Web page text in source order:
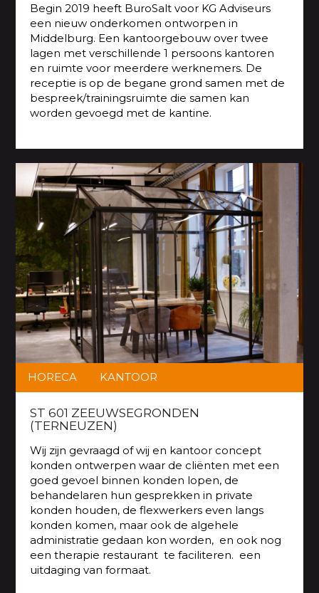
Begin 2019 heeft BuroSalt voor KG Adviseurs
een nieuw onderkomen ontworpen in
Middelburg. Een kantoorgebouw over twee
lagen met verschillende 1 persoons kantoren
en ruimte voor meerdere werknemers. De
receptie is op de begane grond samen met de
bespreek/trainingsruimte die samen kan
worden gevoegd met de kantine.
HORECA KANTOOR
ST 601 ZEEUWSEGRONDEN
(TERNEUZEN)
Wij zijn gevraagd of wij en kantoor concept
konden ontwerpen waar de cliënten met een
goed gevoel binnen konden lopen, de
behandelaren hun gesprekken in private
konden houden, de flexwerkers even langs
konden komen, maar ook de algehele
administratie gedaan kon worden, en ook nog
een therapie restaurant te faciliteren. een
uitdaging van formaat.